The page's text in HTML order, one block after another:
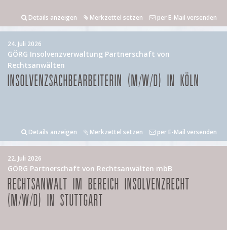
Details anzeigen Merkzettel setzen per E-Mail versenden
24. Juli 2026
GÖRG Insolvenzverwaltung Partnerschaft von
Rechtsanwälten
INSOLVENZSACHBEARBEITERIN (M/W/D) IN KÖLN
Details anzeigen Merkzettel setzen per E-Mail versenden
22. Juli 2026
GÖRG Partnerschaft von Rechtsanwälten mbB
RECHTSANWALT IM BEREICH INSOLVENZRECHT
(M/W/D) IN STUTTGART